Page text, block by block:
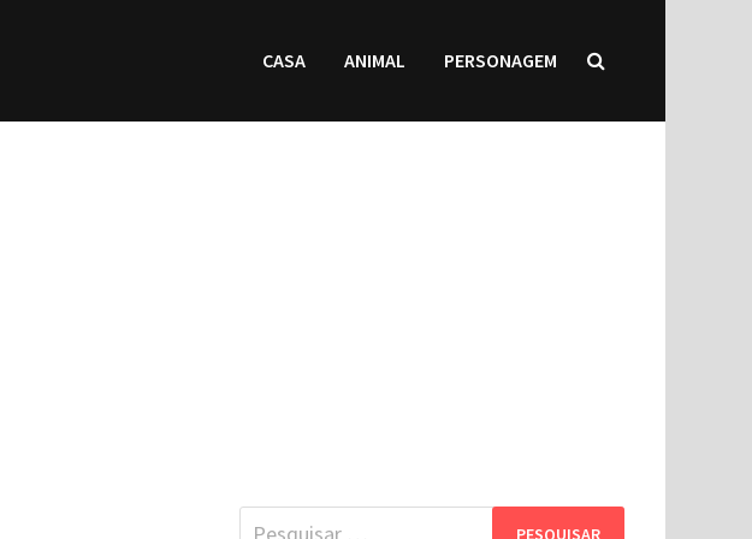
CASA ANIMAL PERSONAGEM
Pesquisar